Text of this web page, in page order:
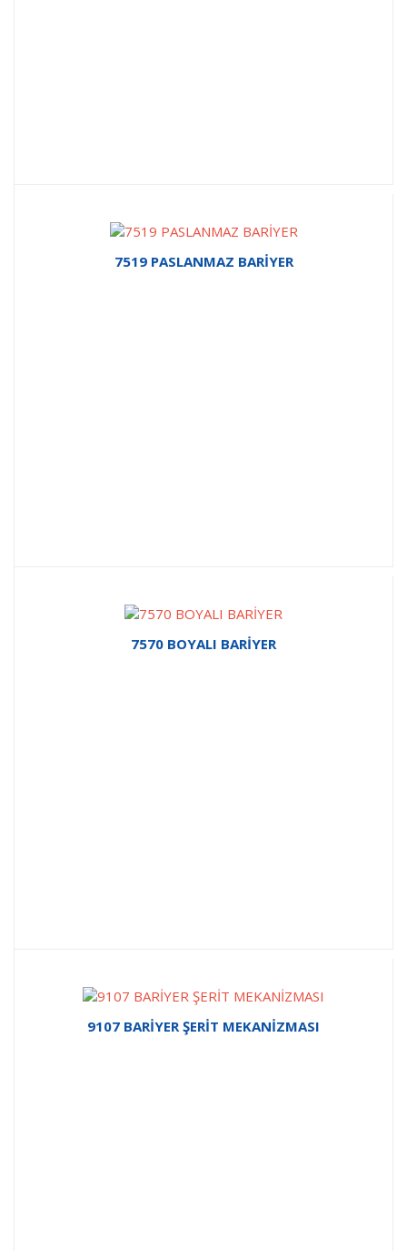
7519 PASLANMAZ BARİYER
7570 BOYALI BARİYER
9107 BARİYER ŞERİT MEKANİZMASI